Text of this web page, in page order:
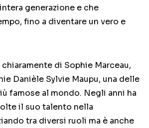
generazione e che
fino a diventare un vero e
di Sophie Marceau,
Danièle Sylvie Maupu, una delle
famose al mondo. Negli anni ha
il suo talento nella
tra diversi ruoli ma è anche